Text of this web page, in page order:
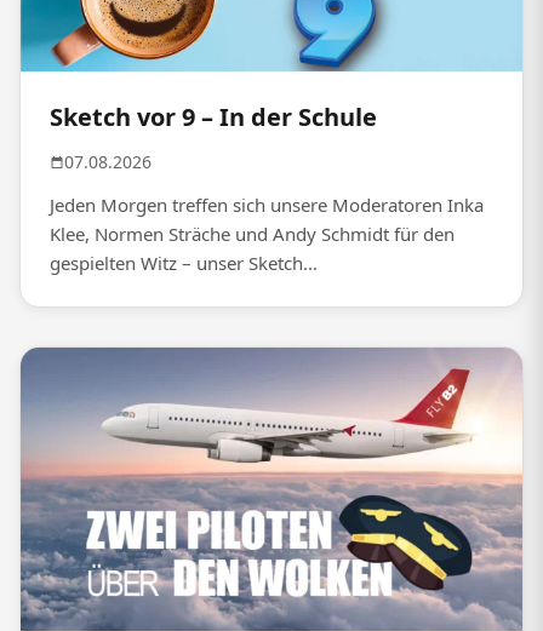
Sketch vor 9 – In der Schule
07.08.2026
Jeden Morgen treffen sich unsere Moderatoren Inka
Klee, Normen Sträche und Andy Schmidt für den
gespielten Witz – unser Sketch...